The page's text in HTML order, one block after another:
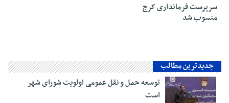
سرپرست فرمانداری کرج
منسوب شد
جدیدترین مطالب
توسعه حمل و نقل عمومی اولویت شورای شهر
است